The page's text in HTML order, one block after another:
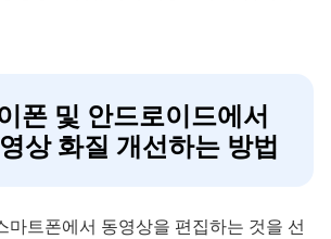
폰 및 안드로이드에서
상 화질 개선하는 방법
마트폰에서 동영상을 편집하는 것을 선